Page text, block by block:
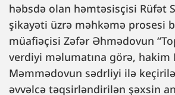
həbsdə olan həmtəsisçisi Rüfət
şikayəti üzrə məhkəmə prosesi
müafiəçisi Zəfər Əhmədovun
verdiyi məlumatına görə, hakim
Məmmədovun sədrliyi ilə
əvvəlcə təqsirləndirilən şəxsin